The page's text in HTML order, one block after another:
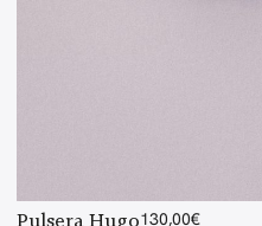
Pulsera Hugo130,00€